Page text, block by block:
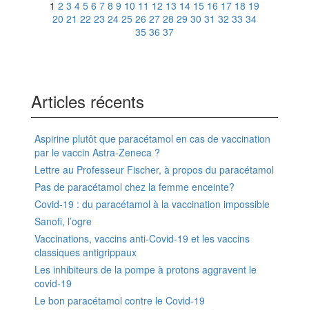
1 2 3 4 5 6 7 8 9 10 11 12 13 14 15 16 17 18 19
20 21 22 23 24 25 26 27 28 29 30 31 32 33 34
35 36 37
Articles récents
Aspirine plutôt que paracétamol en cas de vaccination
par le vaccin Astra-Zeneca ?
Lettre au Professeur Fischer, à propos du paracétamol
Pas de paracétamol chez la femme enceinte?
Covid-19 : du paracétamol à la vaccination impossible
Sanofi, l’ogre
Vaccinations, vaccins anti-Covid-19 et les vaccins
classiques antigrippaux
Les inhibiteurs de la pompe à protons aggravent le
covid-19
Le bon paracétamol contre le Covid-19